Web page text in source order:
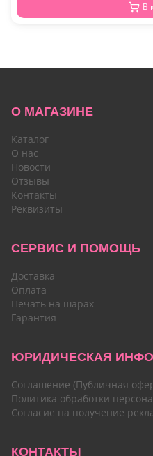
В
О МАГАЗИНЕ
Каталог
О нас
Новости
Отзывы
Контакты
Реквизиты
СЕРВИС И ПОМОЩЬ
Доставка
Оплата
Печать на шарах
Гарантия
ЮРИДИЧЕСКАЯ
Соглашение (Публичная
Политика обработки
Согласие на получение
КОНТАКТЫ